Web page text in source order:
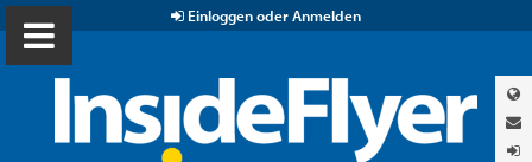
Einloggen oder Anmelden